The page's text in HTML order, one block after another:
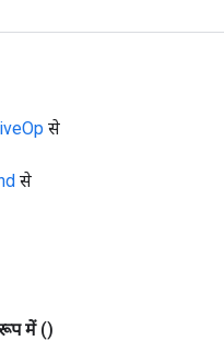
से
से
में ()